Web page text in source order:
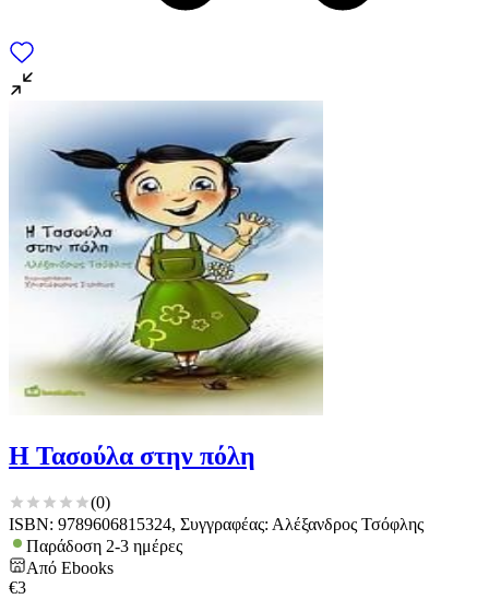
Η Τασούλα στην πόλη
(0)
ISBN: 9789606815324, Συγγραφέας: Αλέξανδρος Τσόφλης
Παράδοση 2-3 ημέρες
Από Ebooks
€3